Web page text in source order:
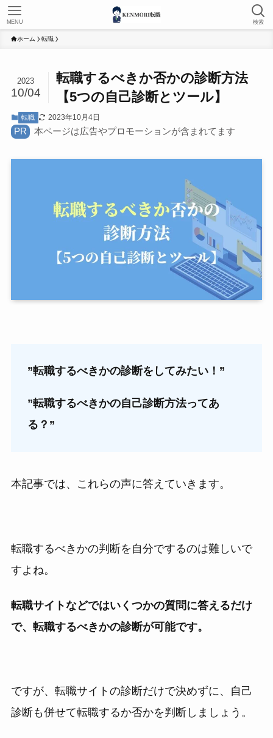
検索
MENU
ホーム 転職
転職するべきか否かの診断方法
【5つの自己診断とツール】
2023
10/04
転職 2023年10月4日
PR 本ページは広告やプロモーションが含まれてます
”転職するべきかの診断をしてみたい！”
”転職するべきかの自己診断方法ってあ
る？”
本記事では、これらの声に答えていきます。
転職するべきかの判断を自分でするのは難しいで
すよね。
転職サイトなどではいくつかの質問に答えるだけ
で、転職するべきかの診断が可能です。
ですが、転職サイトの診断だけで決めずに、自己
診断も併せて転職するか否かを判断しましょう。